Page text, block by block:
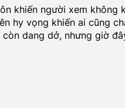
khiến người xem
hy vọng khiến ai cũng
dang dở, nhưng giờ